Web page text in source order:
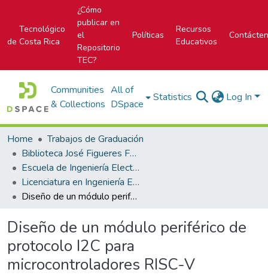
Tecnológico
de Costa Rica
¿Cómo
publicar en
el
Repositorio
TEC?
Políticas
Recursos
Educativos
Communities
& Collections
All of
DSpace
Statistics Log In
Home
Trabajos de Graduación
Biblioteca José Figueres Ferrer
Escuela de Ingeniería Electrónica
Licenciatura en Ingeniería Electrónica
Diseño de un módulo periférico de protocolo I2C para microcontroladores RISC-V
Diseño de un módulo periférico de
protocolo I2C para
microcontroladores RISC-V